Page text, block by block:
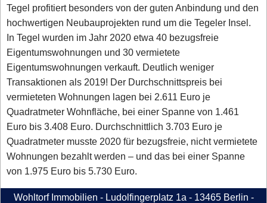
Tegel profitiert besonders von der guten Anbindung und den
hochwertigen Neubauprojekten rund um die Tegeler Insel.
In Tegel wurden im Jahr 2020 etwa 40 bezugsfreie
Eigentumswohnungen und 30 vermietete
Eigentumswohnungen verkauft. Deutlich weniger
Transaktionen als 2019! Der Durchschnittspreis bei
vermieteten Wohnungen lagen bei 2.611 Euro je
Quadratmeter Wohnfläche, bei einer Spanne von 1.461
Euro bis 3.408 Euro. Durchschnittlich 3.703 Euro je
Quadratmeter musste 2020 für bezugsfreie, nicht vermietete
Wohnungen bezahlt werden – und das bei einer Spanne
von 1.975 Euro bis 5.730 Euro.
Wohltorf Immobilien - Ludolfingerplatz 1a - 13465 Berlin -